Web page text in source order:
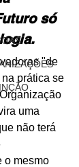
só
"de
prática se
uma
não terá
o mesmo